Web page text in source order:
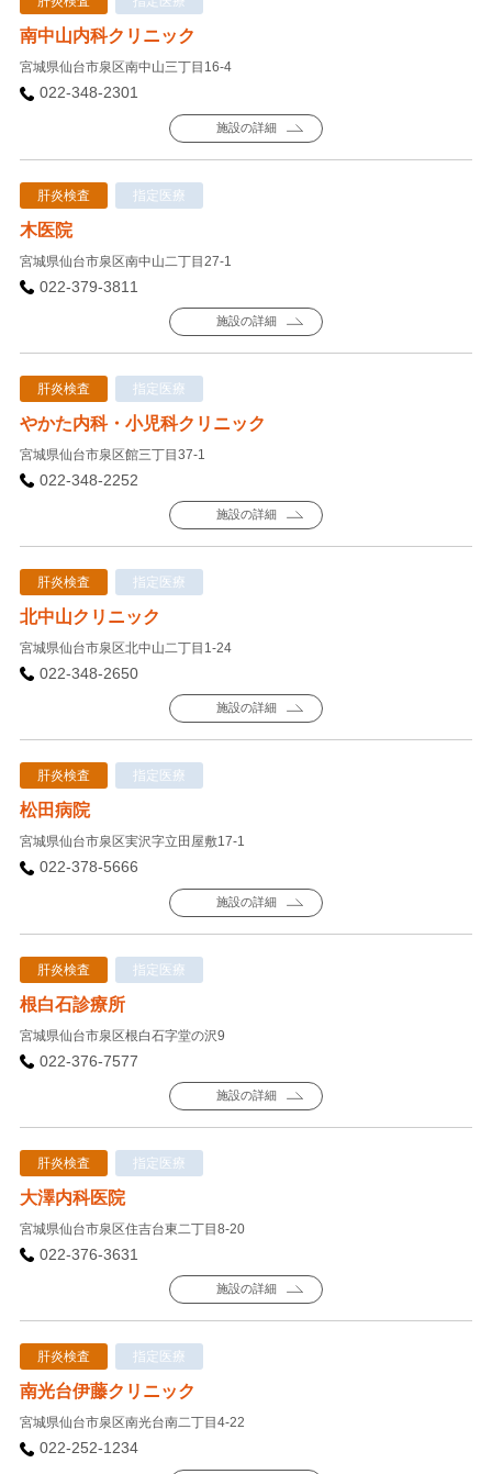
南中山内科クリニック
宮城県仙台市泉区南中山三丁目16-4
022-348-2301
施設の詳細
肝炎検査 指定医療
木医院
宮城県仙台市泉区南中山二丁目27-1
022-379-3811
施設の詳細
肝炎検査 指定医療
やかた内科・小児科クリニック
宮城県仙台市泉区館三丁目37-1
022-348-2252
施設の詳細
肝炎検査 指定医療
北中山クリニック
宮城県仙台市泉区北中山二丁目1-24
022-348-2650
施設の詳細
肝炎検査 指定医療
松田病院
宮城県仙台市泉区実沢字立田屋敷17-1
022-378-5666
施設の詳細
肝炎検査 指定医療
根白石診療所
宮城県仙台市泉区根白石字堂の沢9
022-376-7577
施設の詳細
肝炎検査 指定医療
大澤内科医院
宮城県仙台市泉区住吉台東二丁目8-20
022-376-3631
施設の詳細
肝炎検査 指定医療
南光台伊藤クリニック
宮城県仙台市泉区南光台南二丁目4-22
022-252-1234